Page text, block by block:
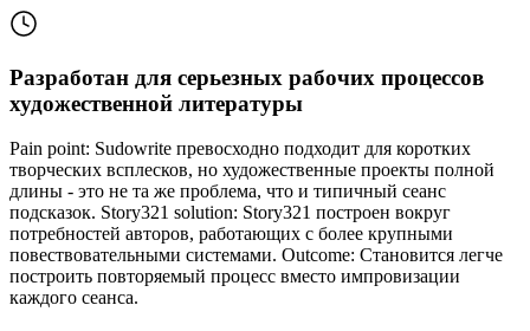
Разработан для серьезных рабочих процессов
художественной литературы
Pain point: Sudowrite превосходно подходит для коротких
творческих всплесков, но художественные проекты полной
длины - это не та же проблема, что и типичный сеанс
подсказок. Story321 solution: Story321 построен вокруг
потребностей авторов, работающих с более крупными
повествовательными системами. Outcome: Становится легче
построить повторяемый процесс вместо импровизации
каждого сеанса.